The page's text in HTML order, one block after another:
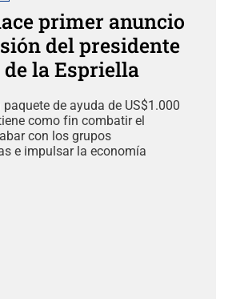
primer anuncio
del presidente
la Espriella
de ayuda de US$1.000
como fin combatir el
con los grupos
e impulsar la economía